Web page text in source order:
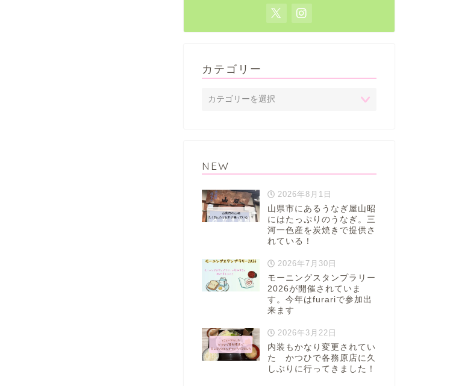
カテゴリー
NEW
2026年8月1日
山県市にあるうなぎ屋山昭
にはたっぷりのうなぎ。三
河一色産を炭焼きで提供さ
れている！
2026年7月30日
モーニングスタンプラリー
2026が開催されていま
す。今年はfurariで参加出
来ます
2026年3月22日
内装もかなり変更されてい
た かつひで各務原店に久
しぶりに行ってきました！